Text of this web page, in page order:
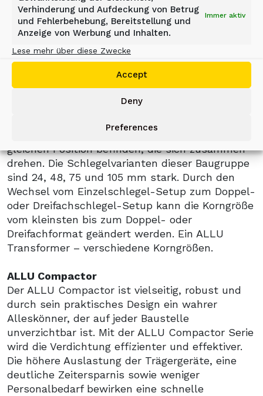
Verhinderung und Aufdeckung von Betrug
und Fehlerbehebung, Bereitstellung und
Anzeige von Werbung und Inhalten.
Immer aktiv
Lese mehr über diese Zwecke
Accept
Deny
Preferences
Die verfügbaren Schlegelvarianten in dieser
Baugruppe sind mit Klingenstärken von 8, 16, 25
und 35 mm verfügbar. Beim Doppelschlegel-
Setup (Doubling), befinden sich zwei Schlegel in
derselben Position, wobei sich zwei Siebkämme
zwischen den Doppelschlegeln befinden. Die
Baugruppe sind 16, 32, 50 und 70 mm stark. Die
gleichen Position befinden, die sich zusammen
drehen. Die Schlegelvarianten dieser Baugruppe
sind 24, 48, 75 und 105 mm stark. Durch den
Wechsel vom Einzelschlegel-Setup zum Doppel-
oder Dreifachschlegel-Setup kann die Korngröße
vom kleinsten bis zum Doppel- oder
Dreifachformat geändert werden. Ein ALLU
Transformer – verschiedene Korngrößen.
ALLU Compactor
Der ALLU Compactor ist vielseitig, robust und
durch sein praktisches Design ein wahrer
Alleskönner, der auf jeder Baustelle
unverzichtbar ist. Mit der ALLU Compactor Serie
wird die Verdichtung effizienter und effektiver.
Die höhere Auslastung der Trägergeräte, eine
deutliche Zeitersparnis sowie weniger
Personalbedarf bewirken eine schnelle